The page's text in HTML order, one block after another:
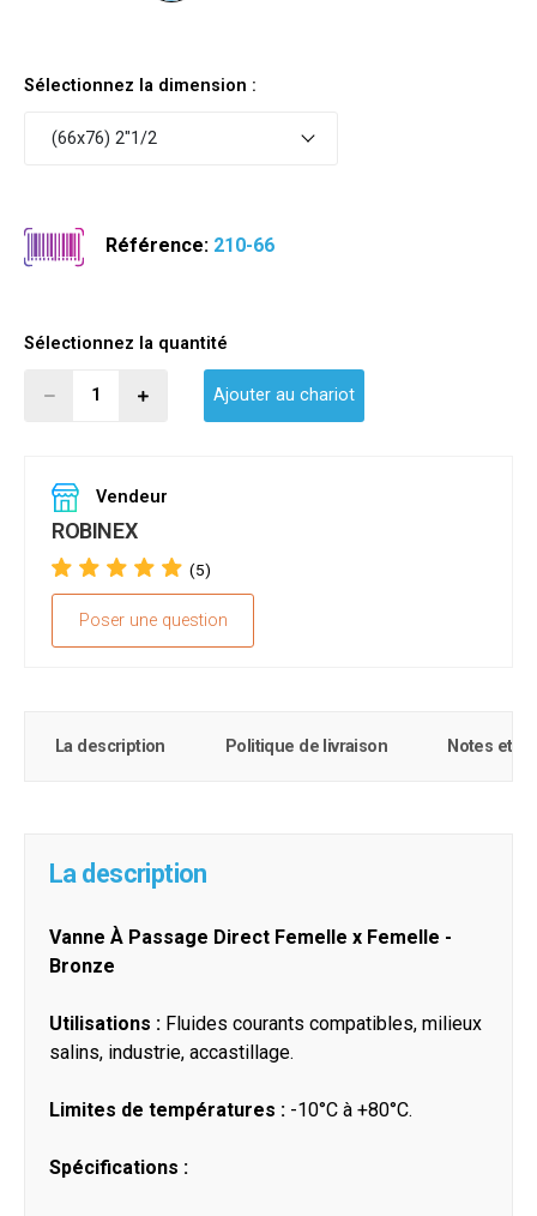
Sélectionnez la dimension :
(66x76) 2"1/2
Référence: 210-66
Sélectionnez la quantité
Ajouter au chariot
Vendeur
ROBINEX
(5)
Poser une question
La description Politique de livraison Notes et
La description
Vanne À Passage Direct Femelle x Femelle -
Bronze
Utilisations : Fluides courants compatibles, milieux
salins, industrie, accastillage.
Limites de températures : -10°C à +80°C.
Spécifications :